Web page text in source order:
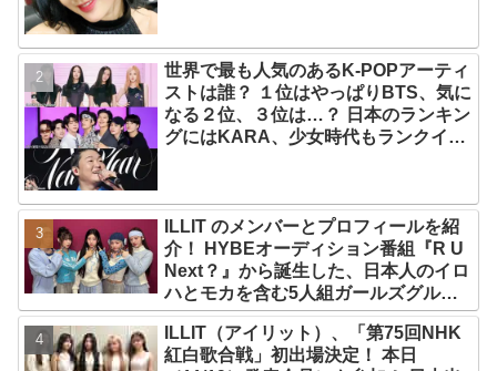
世界で最も人気のあるK-POPアーティ
ストは誰？ １位はやっぱりBTS、気に
なる２位、３位は…？ 日本のランキン
グにはKARA、少女時代もランクイ
ILLIT のメンバーとプロフィールを紹
介！ HYBEオーディション番組『R U
Next？』から誕生した、日本人のイロ
ハとモカを含む5人組ガールズグルー
プ！ デビュー曲「Magnetic」がいき
なりの大ヒット
ILLIT（アイリット）、「第75回NHK
紅白歌合戦」初出場決定！ 本日